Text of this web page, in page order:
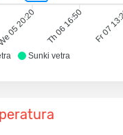
Sunki vetra
We 05 20:20 Th 06 16:50 Fr 07